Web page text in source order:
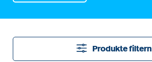
Produkte filtern